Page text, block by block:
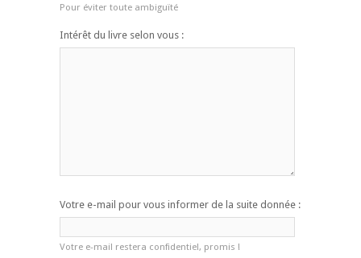
Pour éviter toute ambiguïté
Intérêt du livre selon vous :
Votre e-mail pour vous informer de la suite donnée :
Votre e-mail restera confidentiel, promis !